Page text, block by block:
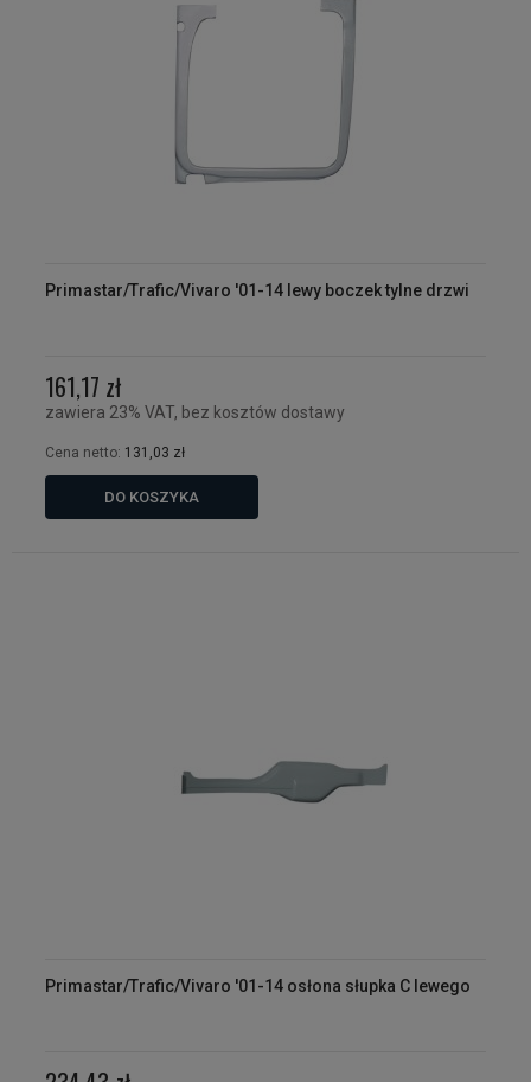
Primastar/Trafic/Vivaro '01-14 lewy boczek tylne drzwi
161,17 zł
zawiera 23% VAT, bez kosztów dostawy
Cena netto: 131,03 zł
DO KOSZYKA
Primastar/Trafic/Vivaro '01-14 osłona słupka C lewego